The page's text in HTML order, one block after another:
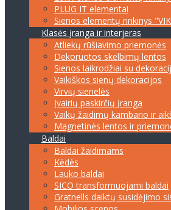
PLUG IT elementai
Sienos elementų rinkinys
Klasės įranga ir interjeras
Atliekų rūšiavimo priemonės
Dekoruotos skelbimų lentos
Sienos laikrodžiai su
Vaikiškos sienų dekoracijos
Virvių sienelės
Įvairių paskirčių įranga
Vaikų žaidimų kambario ir
Magnetinės lentos ir
Baldai
Baldai žaidimams
Kėdės
Lauko baldai
SICO transformuojami baldai
Gratnells daiktų susidėjimo